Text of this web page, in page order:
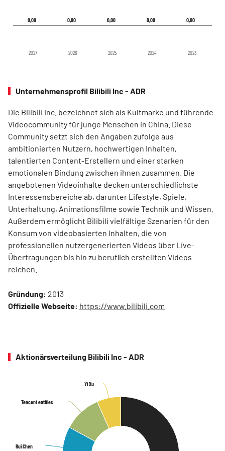
0,00
0,00 0,00
0,00 0,00
0,00 0,00
0,00 0,00
0,00
2027 2026 2025 2024 2023
Unternehmensprofil Bilibili Inc - ADR
Die Bilibili Inc. bezeichnet sich als Kultmarke und führende
Videocommunity für junge Menschen in China. Diese
Community setzt sich den Angaben zufolge aus
ambitionierten Nutzern, hochwertigen Inhalten,
talentierten Content-Erstellern und einer starken
emotionalen Bindung zwischen ihnen zusammen. Die
angebotenen Videoinhalte decken unterschiedlichste
Interessensbereiche ab, darunter Lifestyle, Spiele,
Unterhaltung, Animationsfilme sowie Technik und Wissen.
Außerdem ermöglicht Bilibili vielfältige Szenarien für den
Konsum von videobasierten Inhalten, die von
professionellen nutzergenerierten Videos über Live-
Übertragungen bis hin zu beruflich erstellten Videos
reichen.
Gründung: 2013
Offizielle Webseite: https://www.bilibili.com
Aktionärsverteilung Bilibili Inc - ADR
Rui Chen
Rui Chen
Tencent entities
Tencent entities
Yi Xu
Yi Xu